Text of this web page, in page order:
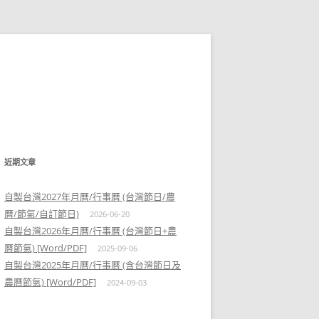
近期文章
自製台灣2027年月曆/行事曆 (台灣節日/農
曆/節氣/自訂節日)
2026-06-20
自製台灣2026年月曆/行事曆 (台灣節日+農
曆節氣) [Word/PDF]
2025-09-06
自製台灣2025年月曆/行事曆 (含台灣節日及
農曆節氣) [Word/PDF]
2024-09-03